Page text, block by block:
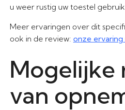
u weer rustig uw toestel
Meer ervaringen over dit
ook in de review: onze ervaring
Mogelijke
van